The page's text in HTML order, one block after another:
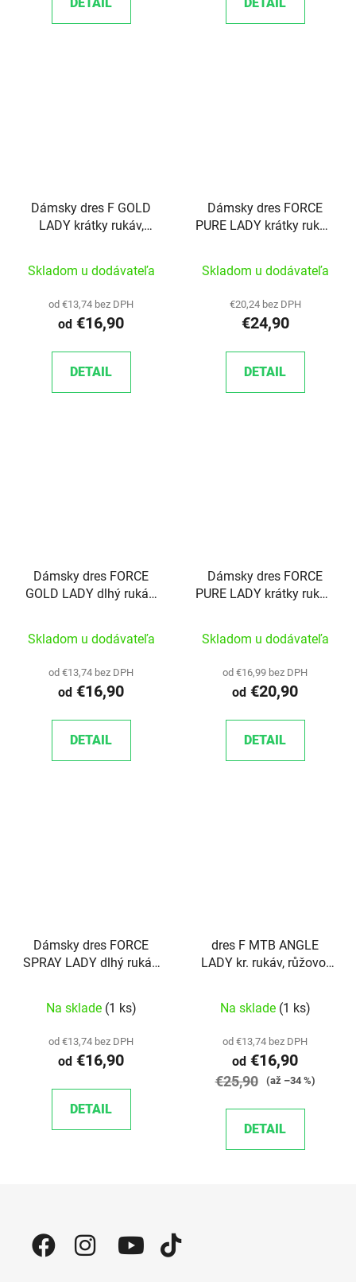
Dámsky dres F GOLD
LADY krátky rukáv,
Skladom u dodávateľa
od €13,74 bez DPH
od €16,90
DETAIL
Dámsky dres FORCE
PURE LADY krátky rukáv,
Skladom u dodávateľa
€20,24 bez DPH
€24,90
DETAIL
Dámsky dres FORCE
GOLD LADY dlhý rukáv,
Skladom u dodávateľa
od €13,74 bez DPH
od €16,90
DETAIL
Dámsky dres FORCE
PURE LADY krátky rukáv,
Skladom u dodávateľa
od €16,99 bez DPH
od €20,90
DETAIL
Dámsky dres FORCE
SPRAY LADY dlhý rukáv,
Na sklade (1 ks)
od €13,74 bez DPH
od €16,90
DETAIL
dres F MTB ANGLE
LADY kr. rukáv, růžovo-
Na sklade (1 ks)
od €13,74 bez DPH
od €16,90
€25,90 (až –34 %)
DETAIL